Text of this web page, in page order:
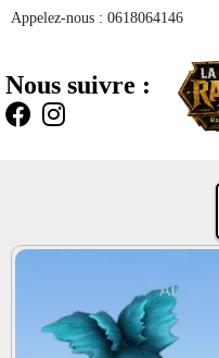
Appelez-nous : 0618064146
Nous suivre :